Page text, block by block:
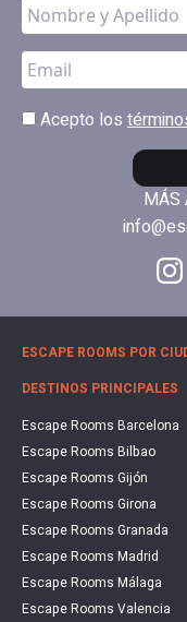
Acepto los
MÁS
ESCAPE ROOMS POR
DESTINOS PRINCIPALES
Escape Rooms Barcelona
Escape Rooms Bilbao
Escape Rooms Gijón
Escape Rooms Girona
Escape Rooms Granada
Escape Rooms Madrid
Escape Rooms Málaga
Escape Rooms Valencia